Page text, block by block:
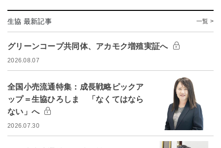
生協 最新記事 一覧 >
グリーンコープ共同体、アカモク増殖実証へ
2026.08.07
全国小売流通特集：成長戦略ピックア
ップ＝生協ひろしま 「なくてはなら
ない」へ
2026.07.30